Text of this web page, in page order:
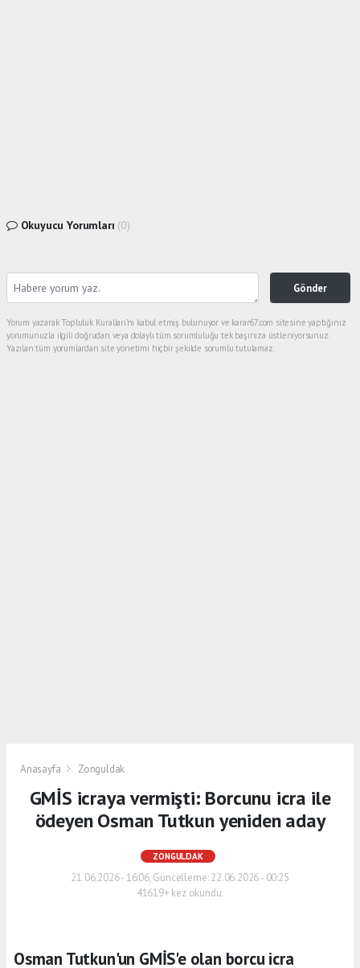
Okuyucu Yorumları (0)
Gönder
Yorum yazarak Topluluk Kuralları’nı kabul etmiş bulunuyor ve karar67.com sitesine yaptığınız
yorumunuzla ilgili doğrudan veya dolaylı tüm sorumluluğu tek başınıza üstleniyorsunuz.
Yazılan tüm yorumlardan site yönetimi hiçbir şekilde sorumlu tutulamaz.
Anasayfa Zonguldak
GMİS icraya vermişti: Borcunu icra ile
ödeyen Osman Tutkun yeniden aday
ZONGULDAK
21.06.2026 - 16:06, Güncelleme: 22.06.2026 - 00:25
41619+ kez okundu.
Osman Tutkun'un GMİS'e olan borcu icra